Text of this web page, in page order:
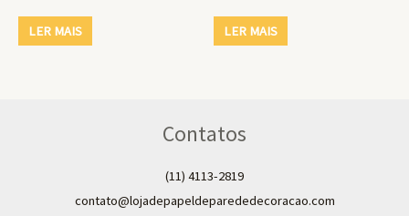
LER MAIS LER MAIS
Contatos
(11) 4113-2819
contato@lojadepapeldeparededecoracao.com